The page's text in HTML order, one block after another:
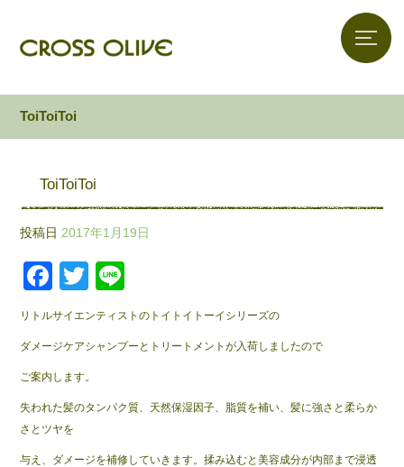
ToiToiToi
ToiToiToi
投稿日 2017年1月19日
F
a
c
e
b
o
o
T
wi
er
n
e
リトルサイエンティストのトイトイトーイシリーズの
ダメージケアシャンプーとトリートメントが入荷しましたので
ご案内します。
失われた髪のタンパク質、天然保湿因子、脂質を補い、髪に強さと柔らか
さとツヤを
与え、ダメージを補修していきます。揉み込むと美容成分が内部まで浸透